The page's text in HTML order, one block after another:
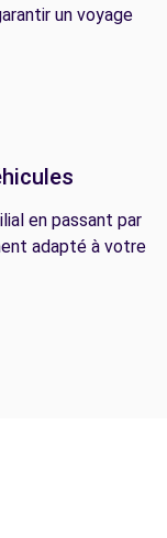
un voyage
en passant par
adapté à votre